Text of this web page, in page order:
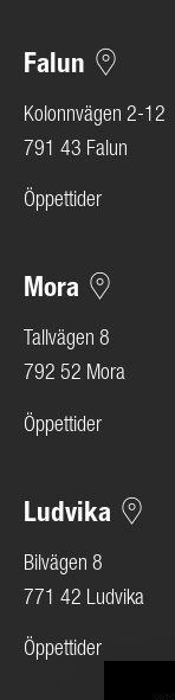
Falun
Kolonnvägen 2-12
791 43 Falun
Öppettider
Mora
Tallvägen 8
792 52 Mora
Öppettider
Ludvika
Bilvägen 8
771 42 Ludvika
Öppettider